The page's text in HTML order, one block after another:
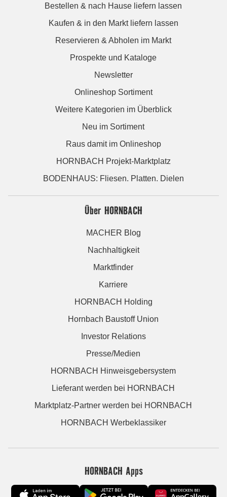
Bestellen & nach Hause liefern lassen
Kaufen & in den Markt liefern lassen
Reservieren & Abholen im Markt
Prospekte und Kataloge
Newsletter
Onlineshop Sortiment
Weitere Kategorien im Überblick
Neu im Sortiment
Raus damit im Onlineshop
HORNBACH Projekt-Marktplatz
BODENHAUS: Fliesen. Platten. Dielen
Über HORNBACH
MACHER Blog
Nachhaltigkeit
Marktfinder
Karriere
HORNBACH Holding
Hornbach Baustoff Union
Investor Relations
Presse/Medien
HORNBACH Hinweisgebersystem
Lieferant werden bei HORNBACH
Marktplatz-Partner werden bei HORNBACH
HORNBACH Werbeklassiker
HORNBACH Apps